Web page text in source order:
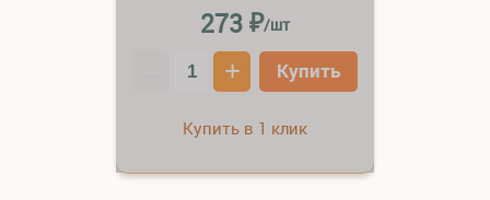
273₽/шт
+ Купить
Купить в 1 клик